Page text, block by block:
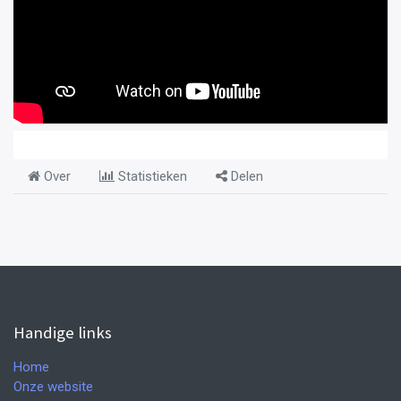
Over Statistieken Delen
Handige links
Home
Onze website